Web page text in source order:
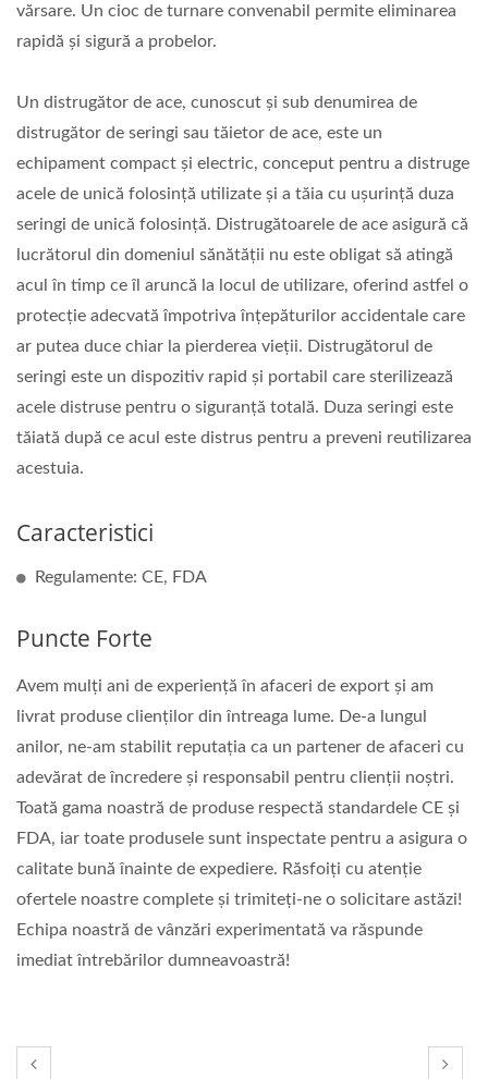
vărsare. Un cioc de turnare convenabil permite eliminarea
rapidă și sigură a probelor.
Un distrugător de ace, cunoscut și sub denumirea de
distrugător de seringi sau tăietor de ace, este un
echipament compact și electric, conceput pentru a distruge
acele de unică folosință utilizate și a tăia cu ușurință duza
seringi de unică folosință. Distrugătoarele de ace asigură că
lucrătorul din domeniul sănătății nu este obligat să atingă
acul în timp ce îl aruncă la locul de utilizare, oferind astfel o
protecție adecvată împotriva înțepăturilor accidentale care
ar putea duce chiar la pierderea vieții. Distrugătorul de
seringi este un dispozitiv rapid și portabil care sterilizează
acele distruse pentru o siguranță totală. Duza seringi este
tăiată după ce acul este distrus pentru a preveni reutilizarea
acestuia.
Caracteristici
Regulamente: CE, FDA
Puncte Forte
Avem mulți ani de experiență în afaceri de export și am
livrat produse clienților din întreaga lume. De-a lungul
anilor, ne-am stabilit reputația ca un partener de afaceri cu
adevărat de încredere și responsabil pentru clienții noștri.
Toată gama noastră de produse respectă standardele CE și
FDA, iar toate produsele sunt inspectate pentru a asigura o
calitate bună înainte de expediere. Răsfoiți cu atenție
ofertele noastre complete și trimiteți-ne o solicitare astăzi!
Echipa noastră de vânzări experimentată va răspunde
imediat întrebărilor dumneavoastră!